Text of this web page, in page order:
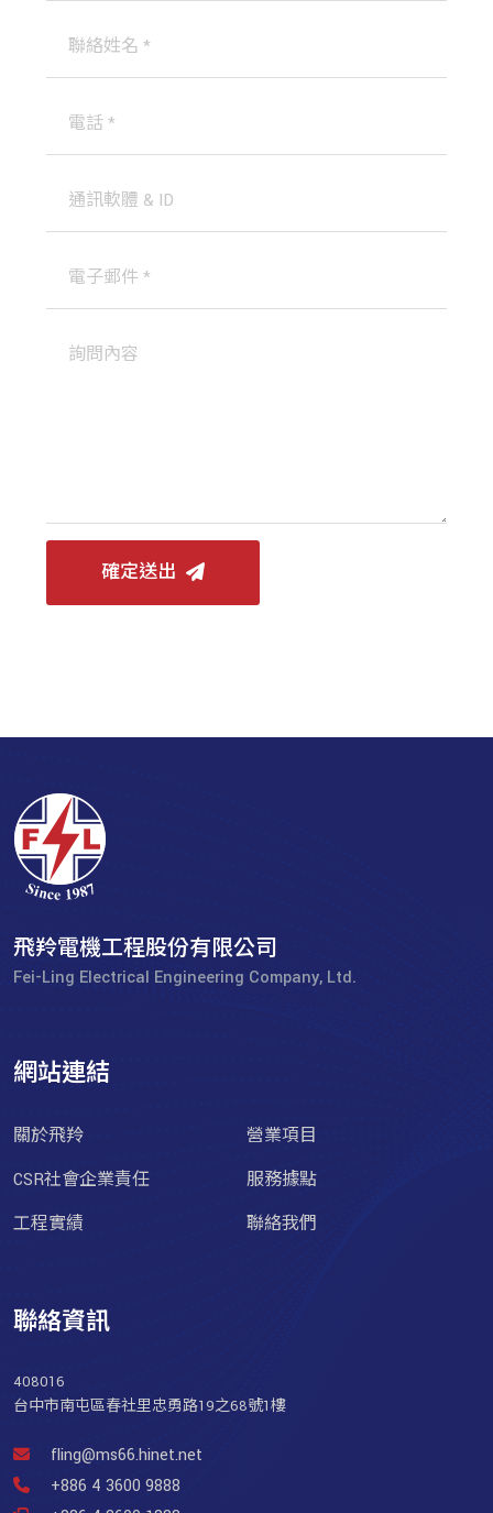
確定送出
飛羚電機工程股份有限公司
Fei-Ling Electrical Engineering Company, Ltd.
網站連結
關於飛羚
營業項目
CSR社會企業責任
服務據點
工程實績
聯絡我們
聯絡資訊
408016
台中市南屯區春社里忠勇路19之68號1樓
fling@ms66.hinet.net
+886 4 3600 9888